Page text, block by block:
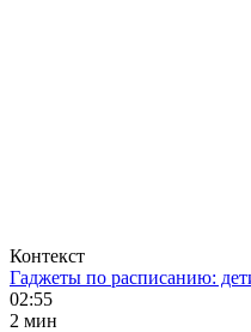
Контекст
Гаджеты по расписанию:
02:55
2 мин